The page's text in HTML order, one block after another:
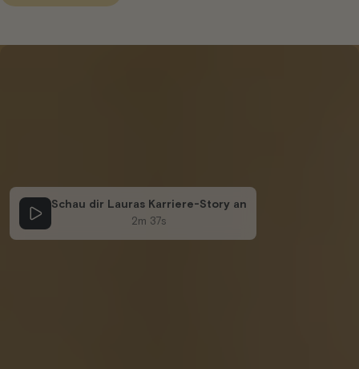
Schau dir Lauras Karriere-Story an
2m 37s